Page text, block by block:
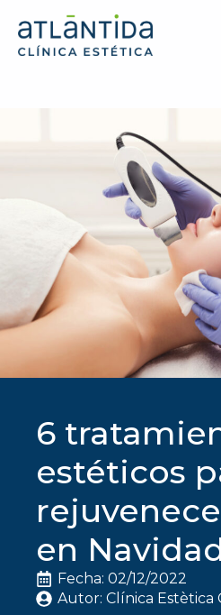
6
estéticos
en
Fecha: 02/12/2022
Autor: Clínica